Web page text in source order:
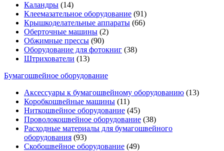
Каландры (14)
Клеемазательное оборудование (91)
Крышкоделательные аппараты (66)
Оберточные машины (2)
Обжимные прессы (90)
Оборудование для фотокниг (38)
Штрихователи (13)
Бумагошвейное оборудование
Аксессуары к бумагошвейному оборудованию (13)
Коробкошвейные машины (11)
Ниткошвейное оборудование (45)
Проволокошвейное оборудование (38)
Расходные материалы для бумагошвейного
оборудования (93)
Скобошвейное оборудование (49)